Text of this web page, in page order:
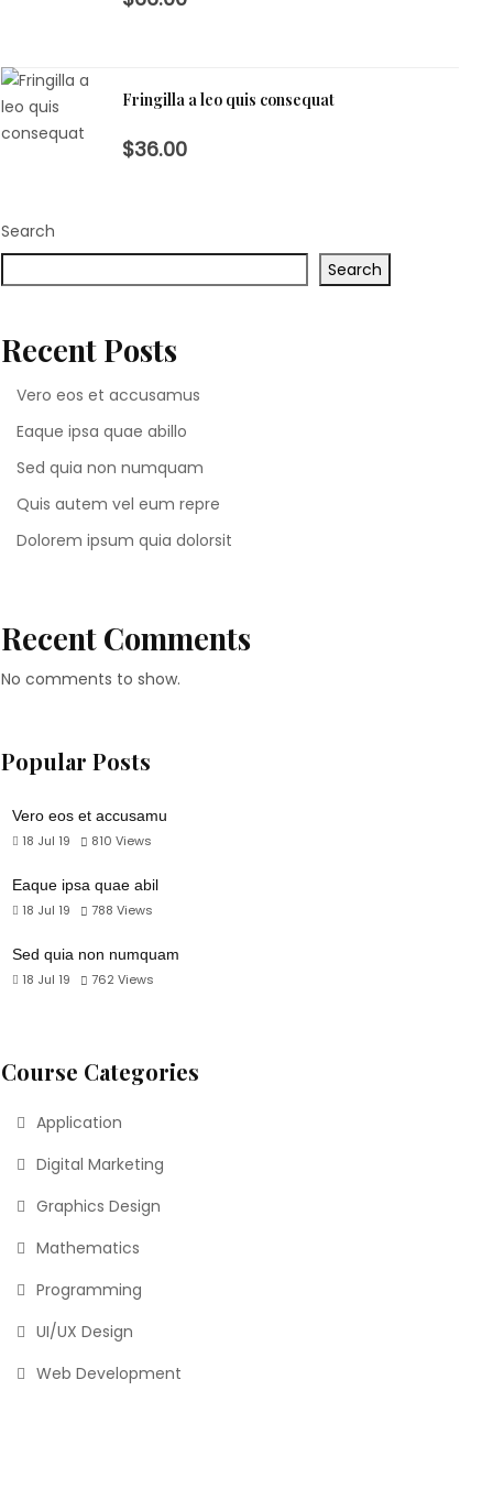
Fringilla a leo quis consequat
$36.00
Search
Search
Recent Posts
Vero eos et accusamus
Eaque ipsa quae abillo
Sed quia non numquam
Quis autem vel eum repre
Dolorem ipsum quia dolorsit
Recent Comments
No comments to show.
Popular Posts
Vero eos et accusamu
18 Jul 19
810 Views
Eaque ipsa quae abil
18 Jul 19
788 Views
Sed quia non numquam
18 Jul 19
762 Views
Course Categories
Application
Digital Marketing
Graphics Design
Mathematics
Programming
UI/UX Design
Web Development